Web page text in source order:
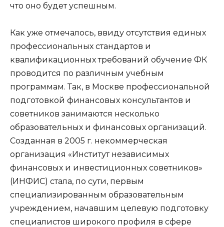
что оно будет успешным.
Как уже отмечалось, ввиду отсутствия единых
профессиональных стандартов и
квалификационных требований обучение ФК
проводится по различным учебным
программам. Так, в Москве профессиональной
подготовкой финансовых консультантов и
советников занимаются несколько
образовательных и финансовых организаций.
Созданная в 2005 г. некоммерческая
организация «Институт независимых
финансовых и инвестиционных советников»
(ИНФИС) стала, по сути, первым
специализированным образовательным
учреждением, начавшим целевую подготовку
специалистов широкого профиля в сфере